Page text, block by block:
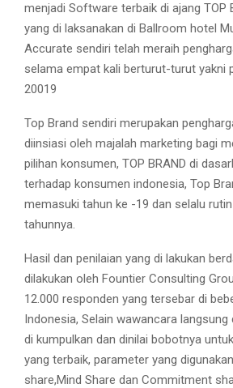
menjadi Software terbaik di ajang TOP
yang di laksanakan di Ballroom hotel
Accurate sendiri telah meraih
selama empat kali berturut-turut yakni
20019
Top Brand sendiri merupakan
diinsiasi oleh majalah marketing bagi
pilihan konsumen, TOP BRAND di
terhadap konsumen indonesia, Top
memasuki tahun ke -19 dan selalu
tahunnya.
Hasil dan penilaian yang di lakukan
dilakukan oleh Fountier Consulting
12.000 responden yang tersebar di
Indonesia, Selain wawancara
di kumpulkan dan dinilai bobotnya
yang terbaik, parameter yang
share,Mind Share dan Commitment